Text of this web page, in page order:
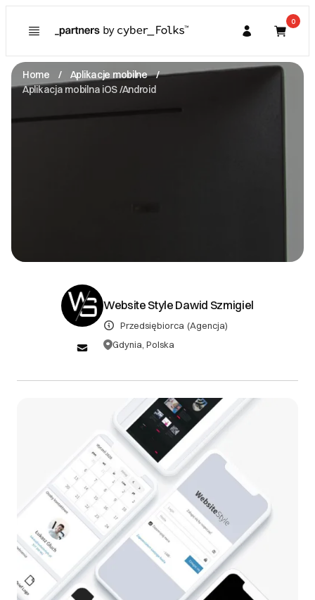
Kupujący
0
Home
Aplikacje mobilne
Aplikacja mobilna iOS /Android
Website Style Dawid Szmigiel
Przedsiębiorca (Agencja)
Gdynia, Polska
Poznaj
Prawa konsumenta
O Partnerze
I. Dane Sprzedającego
DOWIEDZ SIĘ WIĘCEJ